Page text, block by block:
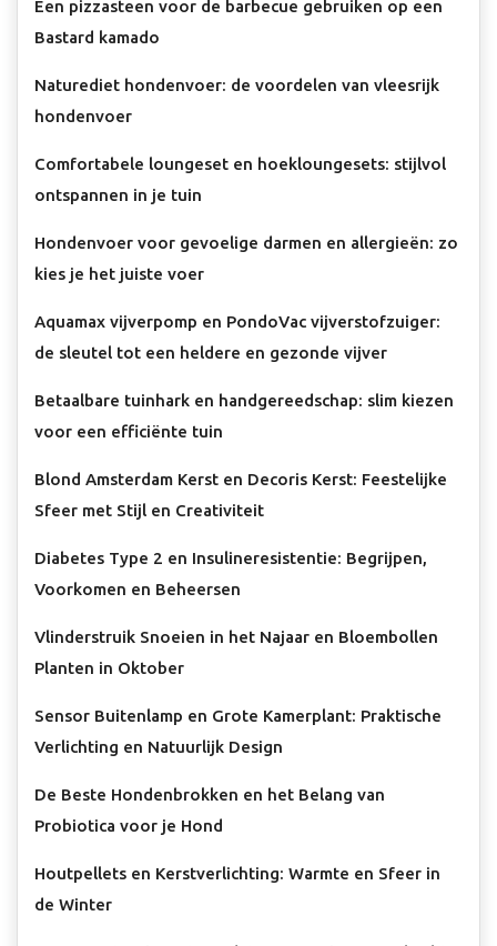
Een pizzasteen voor de barbecue gebruiken op een
Bastard kamado
Naturediet hondenvoer: de voordelen van vleesrijk
hondenvoer
Comfortabele loungeset en hoekloungesets: stijlvol
ontspannen in je tuin
Hondenvoer voor gevoelige darmen en allergieën: zo
kies je het juiste voer
Aquamax vijverpomp en PondoVac vijverstofzuiger:
de sleutel tot een heldere en gezonde vijver
Betaalbare tuinhark en handgereedschap: slim kiezen
voor een efficiënte tuin
Blond Amsterdam Kerst en Decoris Kerst: Feestelijke
Sfeer met Stijl en Creativiteit
Diabetes Type 2 en Insulineresistentie: Begrijpen,
Voorkomen en Beheersen
Vlinderstruik Snoeien in het Najaar en Bloembollen
Planten in Oktober
Sensor Buitenlamp en Grote Kamerplant: Praktische
Verlichting en Natuurlijk Design
De Beste Hondenbrokken en het Belang van
Probiotica voor je Hond
Houtpellets en Kerstverlichting: Warmte en Sfeer in
de Winter